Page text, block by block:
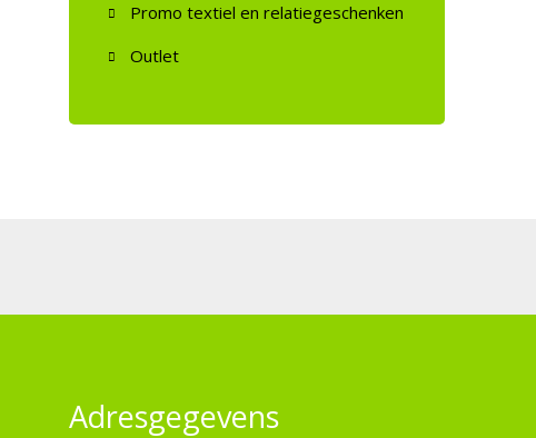
Promo textiel en relatiegeschenken
Outlet
Adresgegevens